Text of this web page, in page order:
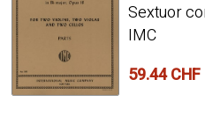
Sextuor
IMC
59.44 CHF